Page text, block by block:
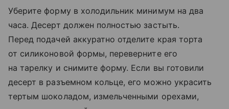
Уберите форму в холодильник минимум на два
часа. Десерт должен полностью застыть.
Перед подачей аккуратно отделите края торта
от силиконовой формы, переверните его
на тарелку и снимите форму. Если вы готовили
десерт в разъемном кольце, его можно украсить
тертым шоколадом, измельченными орехами,